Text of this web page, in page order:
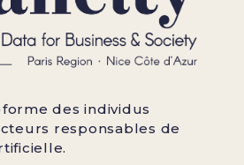
des individus
responsables de